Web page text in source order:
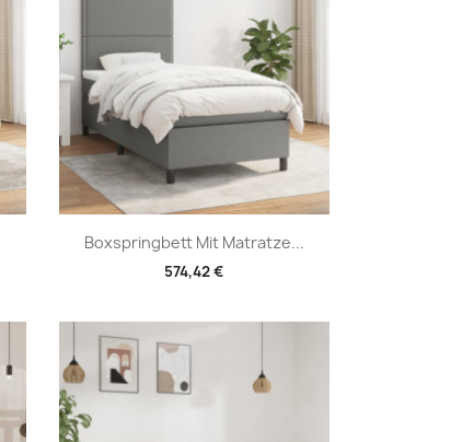
Boxspringbett Mit Matratze...
574,42 €
Vorschau